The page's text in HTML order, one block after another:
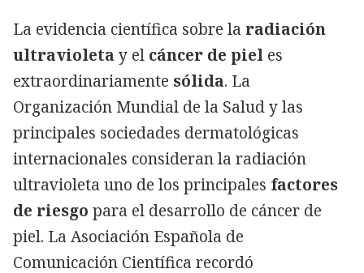
La evidencia científica sobre la radiación
ultravioleta y el cáncer de piel es
extraordinariamente sólida. La
Organización Mundial de la Salud y las
principales sociedades dermatológicas
internacionales consideran la radiación
ultravioleta uno de los principales factores
de riesgo para el desarrollo de cáncer de
piel. La Asociación Española de
Comunicación Científica recordó